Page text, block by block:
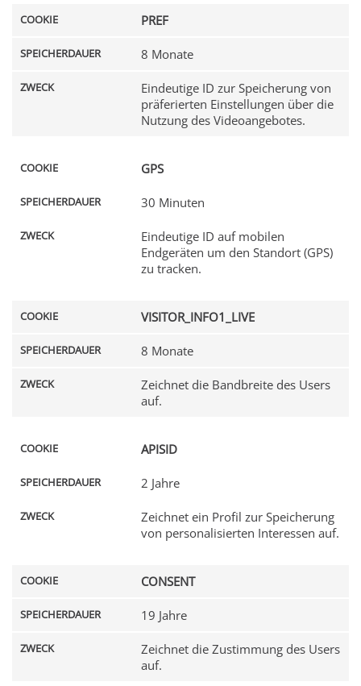
PREF
8 Monate
Eindeutige ID zur Speicherung von
präferierten Einstellungen über die
Nutzung des Videoangebotes.
GPS
30 Minuten
Eindeutige ID auf mobilen
Endgeräten um den Standort (GPS)
zu tracken.
VISITOR_INFO1_LIVE
8 Monate
Zeichnet die Bandbreite des Users
auf.
APISID
2 Jahre
Zeichnet ein Profil zur Speicherung
von personalisierten Interessen auf.
CONSENT
19 Jahre
Zeichnet die Zustimmung des Users
auf.